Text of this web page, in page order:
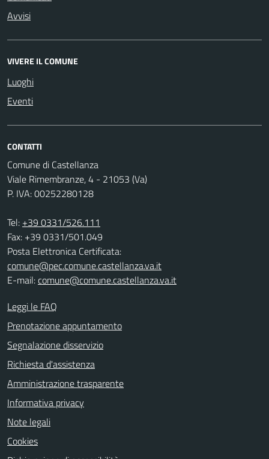
Avvisi
VIVERE IL COMUNE
Luoghi
Eventi
CONTATTI
Comune di Castellanza
Viale Rimembranze, 4 - 21053 (Va)
P. IVA: 00252280128
Tel: +39 0331/526.111
Fax: +39 0331/501.049
Posta Elettronica Certificata:
comune@pec.comune.castellanza.va.it
E-mail:comune@comune.castellanza.va.it
Leggi le FAQ
Prenotazione appuntamento
Segnalazione disservizio
Richiesta d'assistenza
Amministrazione trasparente
Informativa privacy
Note legali
Cookies